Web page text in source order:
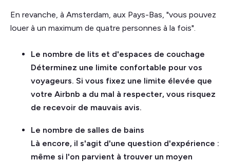
En revanche, à Amsterdam, aux Pays-Bas, "vous pouvez
louer à un maximum de quatre personnes à la fois".
Le nombre de lits et d'espaces de couchage
Déterminez une limite confortable pour vos
voyageurs. Si vous fixez une limite élevée que
votre Airbnb a du mal à respecter, vous risquez
de recevoir de mauvais avis.
Le nombre de salles de bains
Là encore, il s'agit d'une question d'expérience :
même si l'on parvient à trouver un moyen